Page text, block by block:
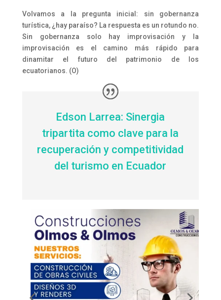
Volvamos a la pregunta inicial: sin gobernanza
turística, ¿hay paraíso? La respuesta es un rotundo no.
Sin gobernanza solo hay improvisación y la
improvisación es el camino más rápido para
dinamitar el futuro del patrimonio de los
ecuatorianos. (O)
Edson Larrea: Sinergia
tripartita como clave para la
recuperación y competitividad
del turismo en Ecuador